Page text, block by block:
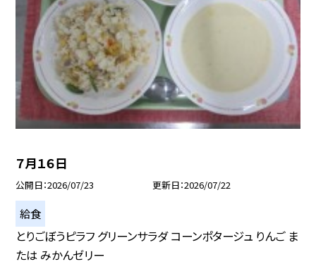
７月１６日
公開日 2026/07/23 更新日 2026/07/22
給食
とりごぼうピラフ グリーンサラダ コーンポタージュ りんご ま
たは みかんゼリー